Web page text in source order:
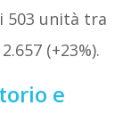
503 unità tra
(+23%).
e